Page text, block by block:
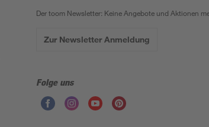
Der toom Newsletter: Keine Angebote und Aktionen
Zur Newsletter Anmeldung
Folge uns